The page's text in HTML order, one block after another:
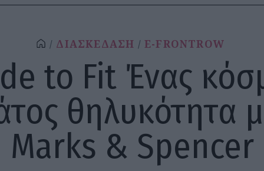
ΔΙΑΣΚΕΔΑΣΗ E-FRONTROW
to Fit Ένας
θηλυκότητα
Marks & Spencer